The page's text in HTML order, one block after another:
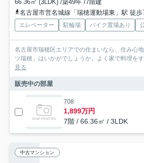
66.36㎡ (3LDK) /築49年 /7階建
名古屋市営名城線「瑞穂運動場東」駅 徒歩
エレベーター 駐輪場 バイク置場あり
名古屋市瑞穂区エリアでの住まいなら、住み心
ツ瑞穂」はいかがでしょうか。よく家で料理を
見る
販売中の部屋
708
1,899万円
7階 / 66.36㎡ / 3LDK
中古マンション